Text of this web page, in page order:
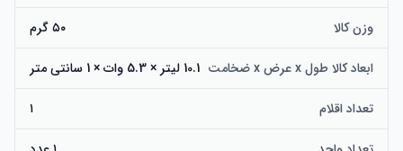
وزن کالا ۵۰ گرم
ابعاد کالا طول x عرض x ضخامت 10.1 لیتر × 5.3 وات × 1 سانتی متر
تعداد اقلام ۱